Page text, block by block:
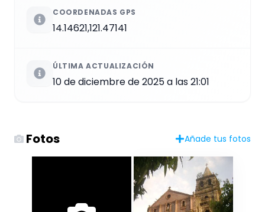
COORDENADAS GPS
14.14621,121.47141
ÚLTIMA ACTUALIZACIÓN
10 de diciembre de 2025 a las 21:01
Fotos Añade tus fotos